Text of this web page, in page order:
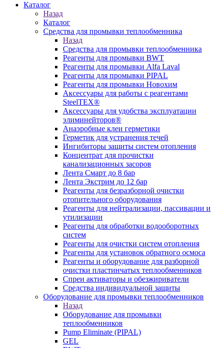
Каталог
Назад
Каталог
Средства для промывки теплообменника
Назад
Средства для промывки теплообменника
Реагенты для промывки BWT
Реагенты для промывки Alfa Laval
Реагенты для промывки PIPAL
Реагенты для промывки Новохим
Аксессуары для работы с реагентами
SteelTEX®
Аксессуары для удобства эксплуатации
элиминейторов®
Анаэробные клеи герметики
Герметик для устранения течей
Ингибиторы защиты систем отопления
Концентрат для прочистки
канализационных засоров
Лента Смарт до 8 бар
Лента Экстрим до 12 бар
Реагенты для безразборной очистки
отопительного оборудования
Реагенты для нейтрализации, пассивации и
утилизации
Реагенты для обработки водооборотных
систем
Реагенты для очистки систем отопления
Реагенты для установок обратного осмоса
Реагенты и оборудование для разборной
очистки пластинчатых теплообменников
Спреи активаторы и обезжириватели
Средства индивидуальной защиты
Оборудование для промывки теплообменников
Назад
Оборудование для промывки
теплообменников
Pump Eliminate (PIPAL)
GEL